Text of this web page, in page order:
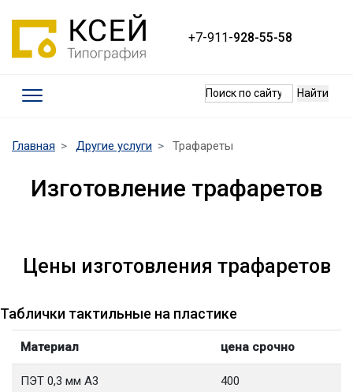
+7-911-928-55-58
Требования к макетам
Качество печати
Наши работы
Главная Другие услуги Трафареты
Изготовление трафаретов
Цены изготовления трафаретов
Таблички тактильные на пластике
Материал цена срочно
ПЭТ 0,3 мм А3 400